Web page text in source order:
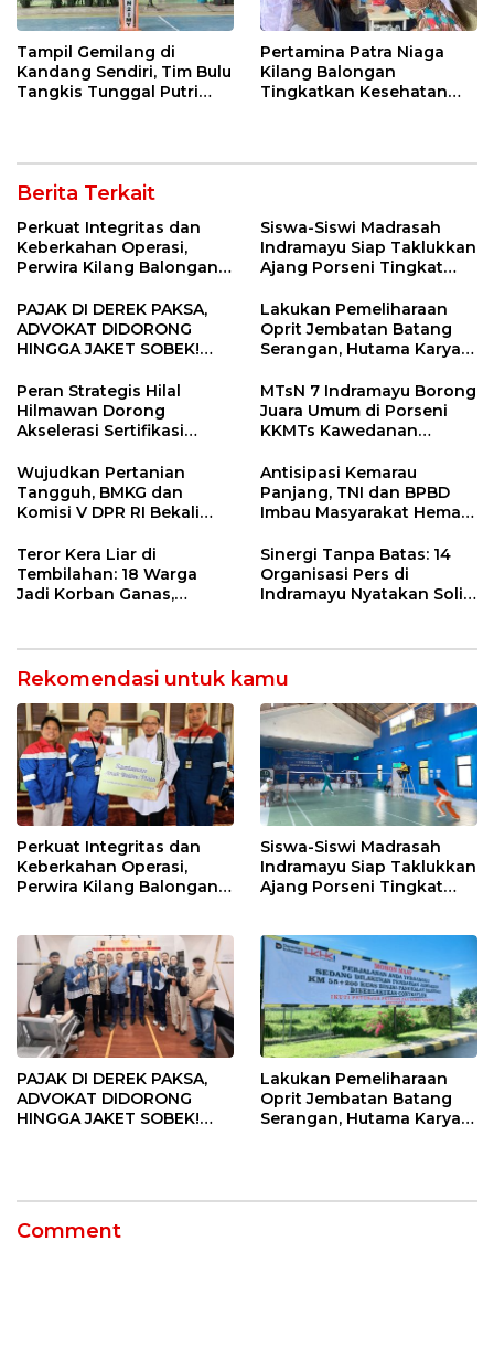
Tampil Gemilang di
Kandang Sendiri, Tim Bulu
Tangkis Tunggal Putri
Pertamina Patra Niaga
Kilang Balongan
Tingkatkan Kesehatan
Perawatan Gigi
Berita Terkait
Perkuat Integritas dan
Keberkahan Operasi,
Perwira Kilang Balongan
Siswa-Siswi Madrasah
Indramayu Siap Taklukkan
Ajang Porseni Tingkat
PAJAK DI DEREK PAKSA,
ADVOKAT DIDORONG
HINGGA JAKET SOBEK!
Ngamuk Kepung Polresta
Pekanbaru!
Lakukan Pemeliharaan
Oprit Jembatan Batang
Serangan, Hutama Karya
55 Tol Binjai–Langsa
Peran Strategis Hilal
Hilmawan Dorong
Akselerasi Sertifikasi
Entaskan Kemiskinan di
Indramayu
MTsN 7 Indramayu Borong
Juara Umum di Porseni
KKMTs Kawedanan
Wujudkan Pertanian
Tangguh, BMKG dan
Komisi V DPR RI Bekali
Sekolah Lapang Iklim
Antisipasi Kemarau
Panjang, TNI dan BPBD
Imbau Masyarakat Hemat
Kebakaran
Teror Kera Liar di
Tembilahan: 18 Warga
Jadi Korban Ganas,
Sinergi Tanpa Batas: 14
Organisasi Pers di
Indramayu Nyatakan Solid
Rekomendasi untuk kamu
Perkuat Integritas dan
Keberkahan Operasi,
Perwira Kilang Balongan
Siswa-Siswi Madrasah
Indramayu Siap Taklukkan
Ajang Porseni Tingkat
PAJAK DI DEREK PAKSA,
ADVOKAT DIDORONG
HINGGA JAKET SOBEK!
Lakukan Pemeliharaan
Oprit Jembatan Batang
Serangan, Hutama Karya
Comment